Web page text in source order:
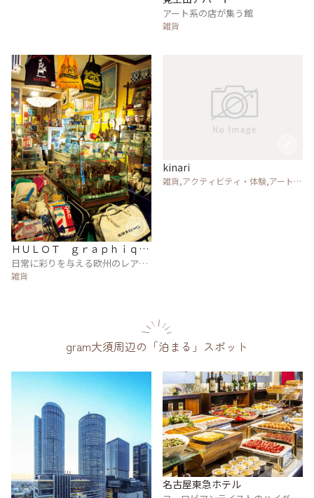
アート系の店が集う館
雑貨
ＨＵＬＯＴ ｇｒａｐｈｉｑｕ
ｅｓ
日常に彩りを与える欧州のレアな
雑貨
雑貨
kinari
雑貨,アクティビティ・体験,アート・
gram大須周辺の「泊まる」スポット
名古屋東急ホテル